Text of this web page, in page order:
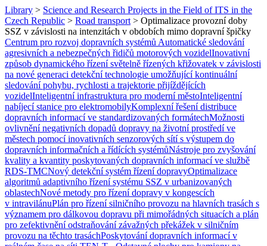
Library > Science and Research Projects in the Field of ITS in the
Czech Republic > Road transport > Optimalizace provozní doby
SSZ v závislosti na intenzitách v obdobích mimo dopravní špičky
Centrum pro rozvoj dopravních systémů Automatické sledování
agresivních a nebezpečných řidičů motorových vozidelInovativní
způsob dynamického řízení světelně řízených křižovatek v závislosti
na nové generaci detekční technologie umožňující kontinuální
sledování pohybu, rychlosti a trajektorie přijíždějících
vozidelInteligentní infrastruktura pro moderní městoInteligentní
nabíjecí stanice pro elektromobilyKomplexní řešení distribuce
dopravních informací ve standardizovaných formátechMožnosti
ovlivnění negativních dopadů dopravy na životní prostředí ve
městech pomocí inovativních senzorových sítí s výstupem do
dopravních informačních a řídících systémůNástroje pro zvyšování
kvality a kvantity poskytovaných dopravních informací ve službě
RDS-TMCNový detekční systém řízení dopravyOptimalizace
algoritmů adaptivního řízení systému SSZ v urbanizovaných
oblastechNové metody pro řízení dopravy v kongescích
v intravilánuPlán pro řízení silničního provozu na hlavních trasách s
významem pro dálkovou dopravu při mimořádných situacích a plán
pro zefektivnění odstraňování závažných překážek v silničním
provozu na těchto trasáchPoskytování dopravních informací v